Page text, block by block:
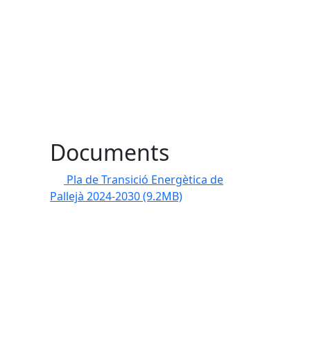
Documents
Pla de Transició Energètica de
Pallejà 2024-2030(9.2MB)